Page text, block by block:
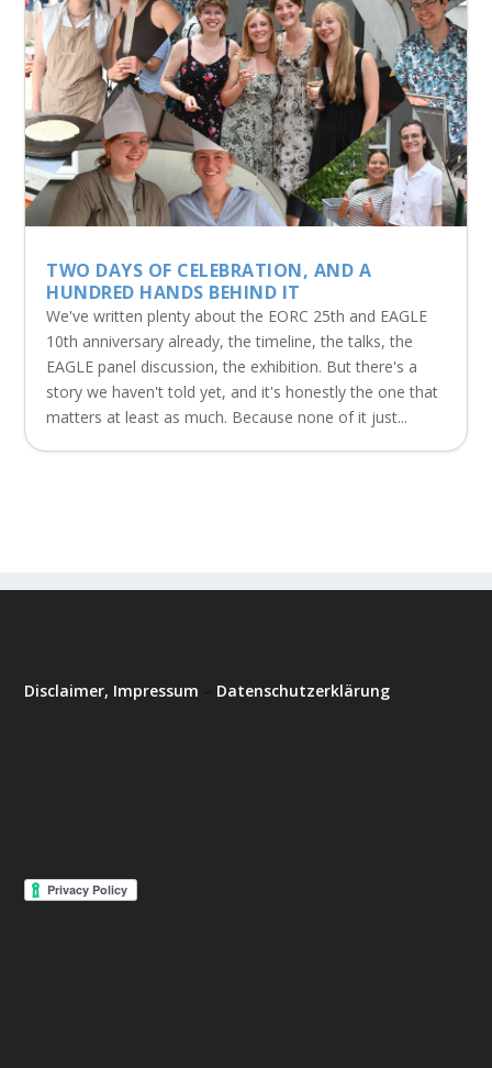
TWO DAYS OF CELEBRATION, AND A
HUNDRED HANDS BEHIND IT
We've written plenty about the EORC 25th and EAGLE
10th anniversary already, the timeline, the talks, the
EAGLE panel discussion, the exhibition. But there's a
story we haven't told yet, and it's honestly the one that
matters at least as much. Because none of it just...
Disclaimer, Impressum Datenschutzerklärung